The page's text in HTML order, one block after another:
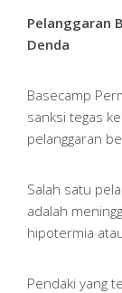
Pelanggaran
Denda
Basecamp
sanksi tegas
pelanggaran
Salah satu
adalah
hipotermia
Pendaki yang